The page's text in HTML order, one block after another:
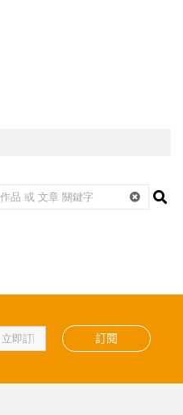
訂閱